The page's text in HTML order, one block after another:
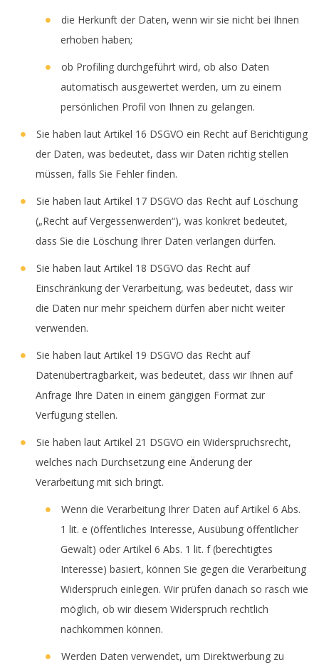
die Herkunft der Daten, wenn wir sie nicht bei Ihnen
erhoben haben;
ob Profiling durchgeführt wird, ob also Daten
automatisch ausgewertet werden, um zu einem
persönlichen Profil von Ihnen zu gelangen.
Sie haben laut Artikel 16 DSGVO ein Recht auf Berichtigung
der Daten, was bedeutet, dass wir Daten richtig stellen
müssen, falls Sie Fehler finden.
Sie haben laut Artikel 17 DSGVO das Recht auf Löschung
(„Recht auf Vergessenwerden“), was konkret bedeutet,
dass Sie die Löschung Ihrer Daten verlangen dürfen.
Sie haben laut Artikel 18 DSGVO das Recht auf
Einschränkung der Verarbeitung, was bedeutet, dass wir
die Daten nur mehr speichern dürfen aber nicht weiter
verwenden.
Sie haben laut Artikel 19 DSGVO das Recht auf
Datenübertragbarkeit, was bedeutet, dass wir Ihnen auf
Anfrage Ihre Daten in einem gängigen Format zur
Verfügung stellen.
Sie haben laut Artikel 21 DSGVO ein Widerspruchsrecht,
welches nach Durchsetzung eine Änderung der
Verarbeitung mit sich bringt.
Wenn die Verarbeitung Ihrer Daten auf Artikel 6 Abs.
1 lit. e (öffentliches Interesse, Ausübung öffentlicher
Gewalt) oder Artikel 6 Abs. 1 lit. f (berechtigtes
Interesse) basiert, können Sie gegen die Verarbeitung
Widerspruch einlegen. Wir prüfen danach so rasch wie
möglich, ob wir diesem Widerspruch rechtlich
nachkommen können.
Werden Daten verwendet, um Direktwerbung zu